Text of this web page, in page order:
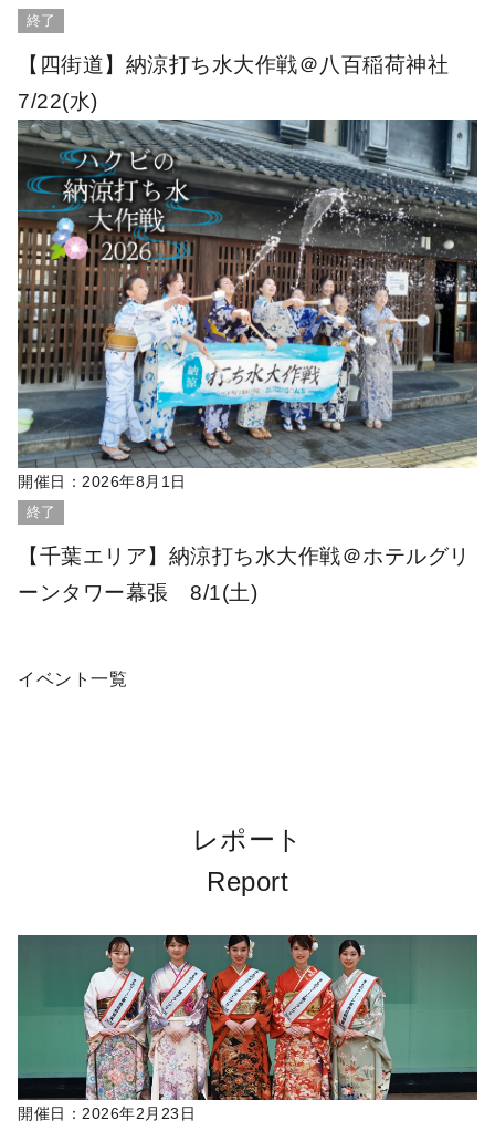
終了
【四街道】納涼打ち水大作戦＠八百稲荷神社
7/22(水)
開催日： 2026年8月1日
終了
【千葉エリア】納涼打ち水大作戦＠ホテルグリ
ーンタワー幕張 8/1(土)
イベント一覧
レポート
Report
開催日： 2026年2月23日